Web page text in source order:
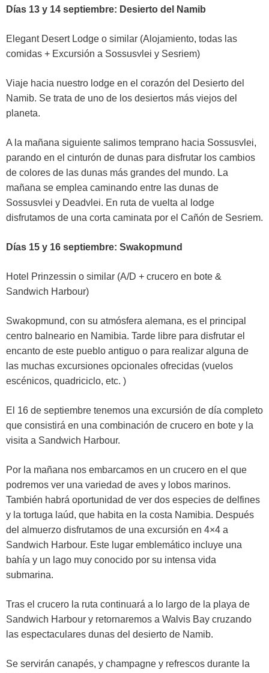
Días 13 y 14 septiembre: Desierto del Namib
Elegant Desert Lodge o similar (Alojamiento, todas las
comidas + Excursión a Sossusvlei y Sesriem)
Viaje hacia nuestro lodge en el corazón del Desierto del
Namib. Se trata de uno de los desiertos más viejos del
planeta.
A la mañana siguiente salimos temprano hacia Sossusvlei,
parando en el cinturón de dunas para disfrutar los cambios
de colores de las dunas más grandes del mundo. La
mañana se emplea caminando entre las dunas de
Sossusvlei y Deadvlei. En ruta de vuelta al lodge
disfrutamos de una corta caminata por el Cañón de Sesriem.
Días 15 y 16 septiembre: Swakopmund
Hotel Prinzessin o similar (A/D + crucero en bote &
Sandwich Harbour)
Swakopmund, con su atmósfera alemana, es el principal
centro balneario en Namibia. Tarde libre para disfrutar el
encanto de este pueblo antiguo o para realizar alguna de
las muchas excursiones opcionales ofrecidas (vuelos
escénicos, quadriciclo, etc. )
El 16 de septiembre tenemos una excursión de día completo
que consistirá en una combinación de crucero en bote y la
visita a Sandwich Harbour.
Por la mañana nos embarcamos en un crucero en el que
podremos ver una variedad de aves y lobos marinos.
También habrá oportunidad de ver dos especies de delfines
y la tortuga laúd, que habita en la costa Namibia. Después
del almuerzo disfrutamos de una excursión en 4×4 a
Sandwich Harbour. Este lugar emblemático incluye una
bahía y un lago muy conocido por su intensa vida
submarina.
Tras el crucero la ruta continuará a lo largo de la playa de
Sandwich Harbour y retornaremos a Walvis Bay cruzando
las espectaculares dunas del desierto de Namib.
Se servirán canapés, y champagne y refrescos durante la